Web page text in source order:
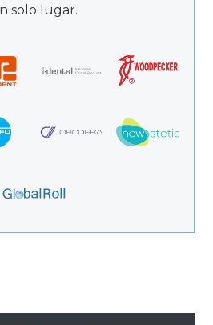
solo lugar.